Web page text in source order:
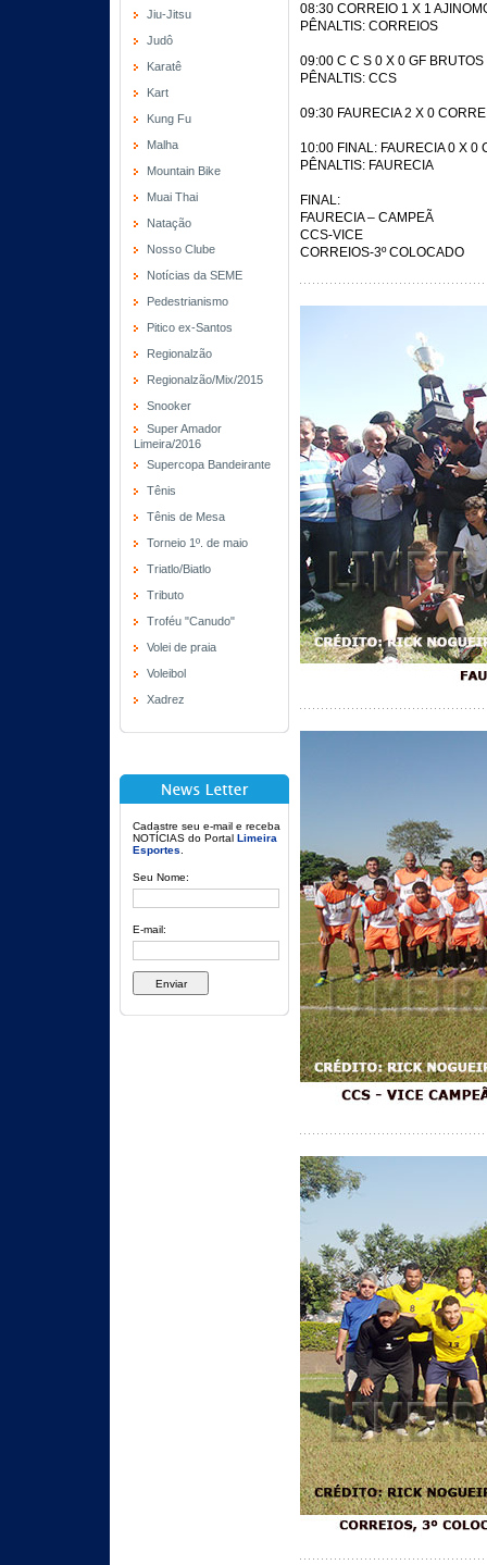
Jiu-Jitsu
Judô
Karatê
Kart
Kung Fu
Malha
Mountain Bike
Muai Thai
Natação
Nosso Clube
Notícias da SEME
Pedestrianismo
Pitico ex-Santos
Regionalzão
Regionalzão/Mix/2015
Snooker
Super Amador
Limeira/2016
Supercopa Bandeirante
Tênis
Tênis de Mesa
Torneio 1º. de maio
Triatlo/Biatlo
Tributo
Troféu "Canudo"
Volei de praia
Voleibol
Xadrez
Cadastre seu e-mail e receba
NOTÍCIAS do Portal Limeira
Esportes
Seu Nome:
E-mail:
08:30 CORREIO 1 X 1
PÊNALTIS: CORREIOS
09:00 C C S 0 X 0 GF BRUTOS
PÊNALTIS: CCS
09:30 FAURECIA 2 X 0
10:00 FINAL: FAURECIA 0 X 0
PÊNALTIS: FAURECIA
FINAL:
FAURECIA – CAMPEÃ
CCS-VICE
CORREIOS-3º COLOCADO